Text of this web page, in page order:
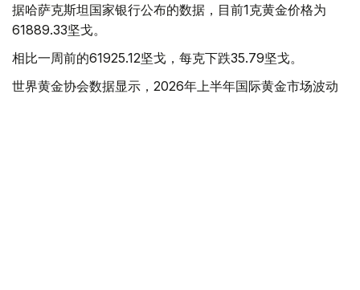
据哈萨克斯坦国家银行公布的数据，目前1克黄金价格为
61889.33坚戈。
相比一周前的61925.12坚戈，每克下跌35.79坚戈。
世界黄金协会数据显示，2026年上半年国际黄金市场波动